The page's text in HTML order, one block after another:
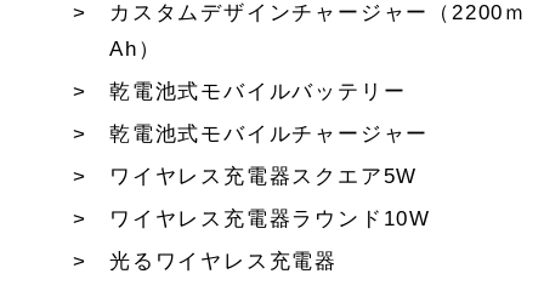
カスタムデザインチャージャー（2200ｍ
Ah）
乾電池式モバイルバッテリー
乾電池式モバイルチャージャー
ワイヤレス充電器スクエア5W
ワイヤレス充電器ラウンド10W
光るワイヤレス充電器